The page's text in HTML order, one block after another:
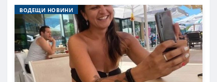
ВОДЕЩИ НОВИНИ